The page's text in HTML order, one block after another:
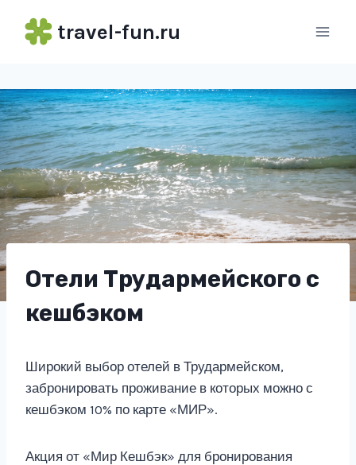
travel-fun.ru
Отели Трудармейского с
кешбэком
Широкий выбор отелей в Трудармейском,
забронировать проживание в которых можно с
кешбэком 10% по карте «МИР».
Акция от «Мир Кешбэк» для бронирования